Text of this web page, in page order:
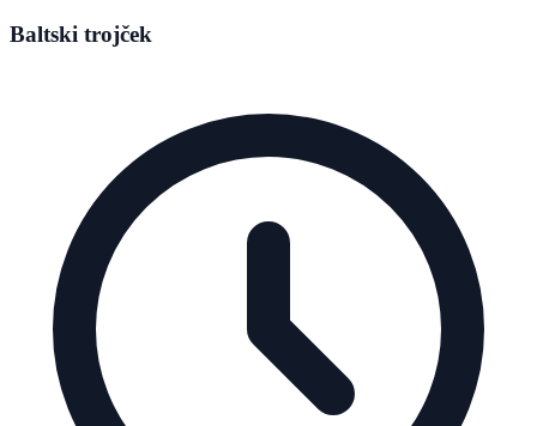
Baltski trojček